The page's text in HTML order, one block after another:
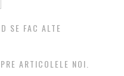
SE FAC ALTE
ARTICOLELE NOI.